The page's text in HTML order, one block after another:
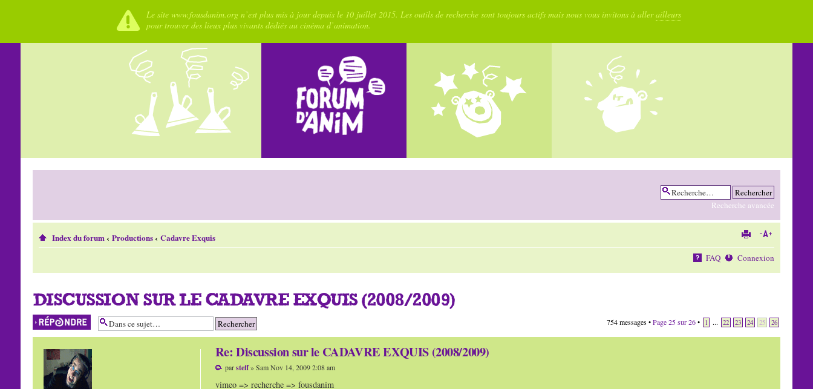
Le site www.fousdanim.org n’est plus mis à jour depuis le 10 juillet 2015. Les outils de recherche sont toujours actifs mais nous vous invitons à allerailleurs
pour trouver des lieux plus vivants dédiés au cinéma d’animation.
Recherche avancée
Index du forum‹ Productions‹ Cadavre Exquis
FAQ Connexion
DISCUSSION SUR LE CADAVRE EXQUIS (2008/2009)
Répondre 754 messages •Page25sur26• 1 ... 22 23 24 25 26
Re: Discussion sur le CADAVRE EXQUIS (2008/2009)
parsteff» Sam Nov 14, 2009 2:08 am
vimeo => recherche => fousdanim